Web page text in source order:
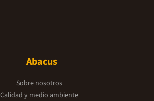
Abacus
Sobre nosotros
Calidad y medio ambiente